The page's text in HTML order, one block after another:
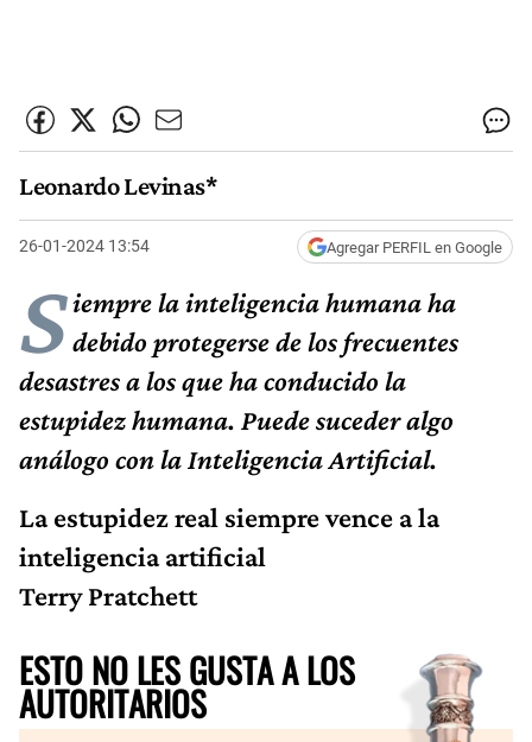
Leonardo Levinas*
26-01-2024 13:54 Agregar PERFIL en Google
Siempre la inteligencia humana ha
debido protegerse de los frecuentes
desastres a los que ha conducido la
estupidez humana. Puede suceder algo
análogo con la Inteligencia Artificial.
La estupidez real siempre vence a la
inteligencia artificial
Terry Pratchett
ESTO NO LES GUSTA A LOS
AUTORITARIOS